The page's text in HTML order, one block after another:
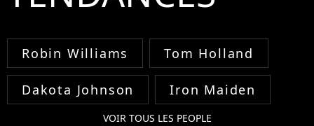
Robin Williams Tom Holland
Dakota Johnson Iron Maiden
VOIR TOUS LES PEOPLE